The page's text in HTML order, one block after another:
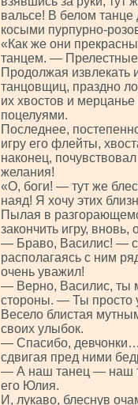
вальсе! В белом
косыми пурпурно-
«Как же они
танцем. —
Продолжая
танцовщиц, праздно
их хвостов и
поцелуями.
Последнее,
игру его флейты,
наконец,
желания!
«О, боги! — тут же
наяд! Я хочу этих
Пылая в
закончить игру, вновь,
— Браво, Василис! — с
располагаясь с ним
очень уважил!
— Верно, Василис, ты
стороны. — Ты просто
Весело блистая
своих улыбок.
— Спасибо,
сдвигая пред ними
— А наш танец — наш
его Юлия.
И, лукаво, блеснув